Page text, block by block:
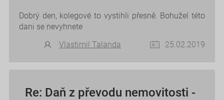
Dobrý den, kolegové to vystihli přesně. Bohužel této
dani se nevyhnete
Vlastimil Talanda
25.02.2019
Re: Daň z převodu nemovitosti -